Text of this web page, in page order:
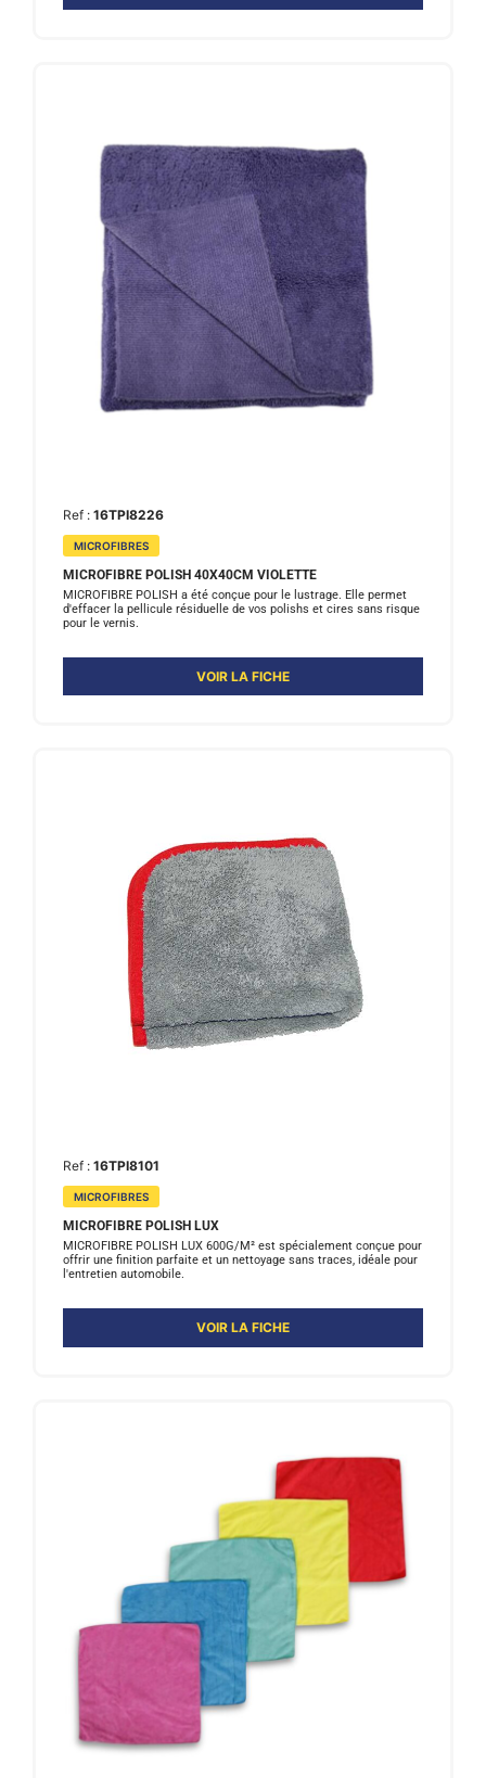
Ref : 16TPI8226
MICROFIBRES
MICROFIBRE POLISH 40X40CM VIOLETTE
MICROFIBRE POLISH a été conçue pour le lustrage. Elle permet
d'effacer la pellicule résiduelle de vos polishs et cires sans risque
pour le vernis.
VOIR LA FICHE
Ref : 16TPI8101
MICROFIBRES
MICROFIBRE POLISH LUX
MICROFIBRE POLISH LUX 600G/M² est spécialement conçue pour
offrir une finition parfaite et un nettoyage sans traces, idéale pour
l'entretien automobile.
VOIR LA FICHE